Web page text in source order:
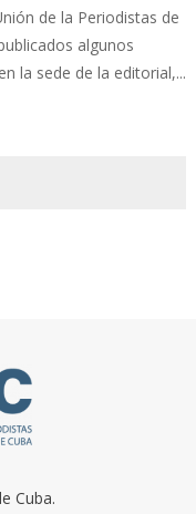
de la Periodistas de
algunos
la sede de la editorial,...
Cuba.